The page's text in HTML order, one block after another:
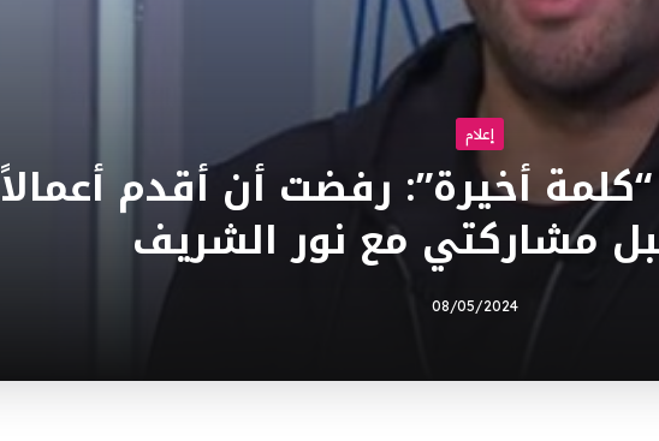
إعلام
أخيرة”: رفضت أن أقدم أعمالاً
مشاركتي مع نور الشريف
08/05/2024